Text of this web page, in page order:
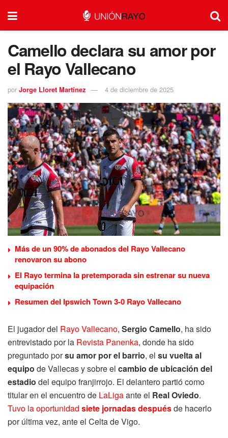
Camello declara su amor por
el Rayo Vallecano
por Jorge Lloret Martínez 4 de diciembre de 2025
Más de un 90% de abonados del Rayo Vallecano
renovaron su abono
El Rayo termina la pretemporada sin estrenar su nueva
equipación
Resumen del Ipswich Town 3-0 Rayo Vallecano
El jugador del Rayo Vallecano, Sergio Camello, ha sido
entrevistado por la Revista Panenka, donde ha sido
preguntado porsu amor por el barrio, el su vuelta al
equipo de Vallecas y sobre el cambio de ubicación del
estadio del equipo franjirrojo. El delantero partió como
titular en el encuentro de LaLigaante el Real Oviedo.
Tuvo la oportunidad siete jornadas despuésde hacerlo
por última vez, ante el Celta de Vigo.